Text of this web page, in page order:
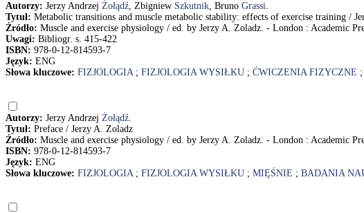
Autorzy: Jerzy Andrzej Żołądź, Zbigniew Szkutnik, Bruno Grassi.
Tytuł: Metabolic transitions and muscle metabolic stability: effects of exercise training /
Źródło: Muscle and exercise physiology / ed. by Jerzy A. Zoladz. - London : Academic
Uwagi: Bibliogr. s. 415-422
ISBN: 978-0-12-814593-7
Język: ENG
Słowa kluczowe: FIZJOLOGIA; FIZJOLOGIA WYSIŁKU ; ĆWICZENIA FIZYCZNE ;
Autorzy: Jerzy Andrzej Żołądź.
Tytuł: Preface / Jerzy A. Zoladz
Źródło: Muscle and exercise physiology / ed. by Jerzy A. Zoladz. - London : Academic
ISBN: 978-0-12-814593-7
Język: ENG
Słowa kluczowe: FIZJOLOGIA; FIZJOLOGIA WYSIŁKU ; MIĘŚNIE ; BADANIA